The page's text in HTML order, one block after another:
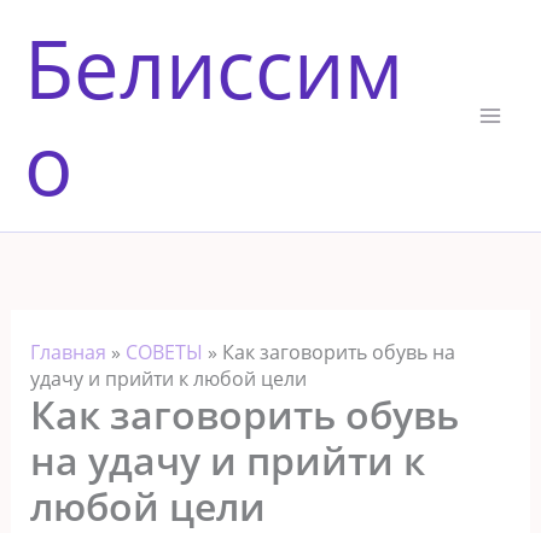
содержимому
Белиссим
о
Главная » СОВЕТЫ » Как заговорить обувь на
удачу и прийти к любой цели
Как заговорить обувь
на удачу и прийти к
любой цели